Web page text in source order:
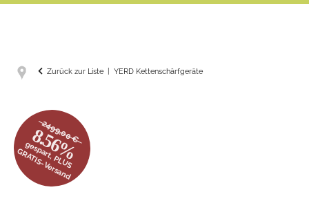
Zurück zur Liste YERD Kettenschärfgeräte
2499.00 €
8.56%
gespart, PLUS
GRATIS-Versand